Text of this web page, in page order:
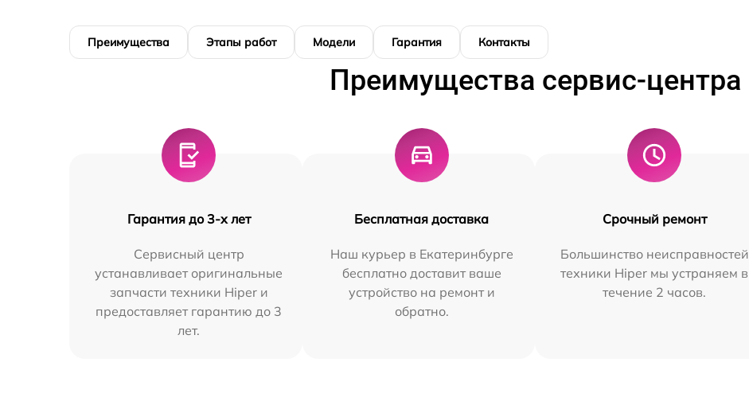
Преимущества Этапы работ Модели Гарантия Контакты
Преимущества сервис-центра
Гарантия до 3-х лет
Сервисный центр
устанавливает оригинальные
запчасти техники Hiper и
предоставляет гарантию до 3
лет.
Бесплатная доставка
Наш курьер в Екатеринбурге
бесплатно доставит ваше
устройство на ремонт и
обратно.
Срочный ремонт
Большинство неисправностей
техники Hiper мы устраняем в
течение 2 часов.